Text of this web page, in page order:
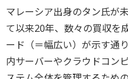
マレーシア出身のタン氏が
て以来20年、数々の買収を
ード（＝幅広い）が示す通
内サーバーやクラウドコン